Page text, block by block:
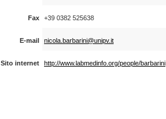
Fax +39 0382 525638
E-mail nicola.barbarini@unipv.it
Sito internet http://www.labmedinfo.org/people/barbarini